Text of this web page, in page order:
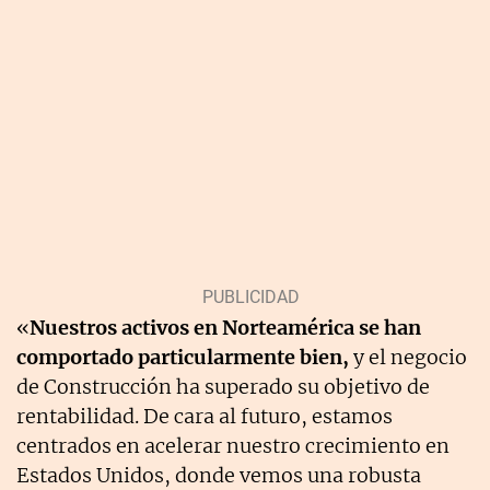
«Nuestros activos en Norteamérica se han
comportado particularmente bien, y el negocio
de Construcción ha superado su objetivo de
rentabilidad. De cara al futuro, estamos
centrados en acelerar nuestro crecimiento en
Estados Unidos, donde vemos una robusta